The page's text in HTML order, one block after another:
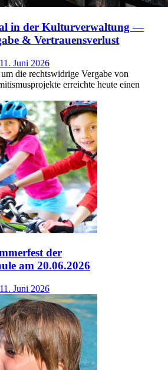
in der Kulturverwaltung —
& Vertrauensverlust
11. Juni 2026
die rechtswidrige Vergabe von
erreichte heute einen
der
am 20.06.2026
11. Juni 2026